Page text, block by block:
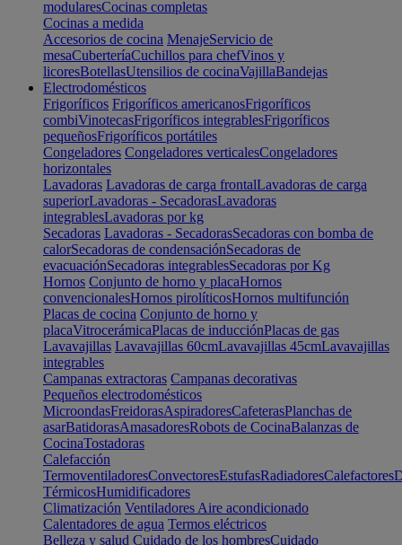
modularesCocinas completas
Cocinas a medida
Accesorios de cocina MenajeServicio de
mesaCuberteríaCuchillos para chefVinos y
licoresBotellasUtensilios de cocinaVajillaBandejas
Electrodomésticos
Frigoríficos Frigoríficos americanosFrigoríficos
combiVinotecasFrigoríficos integrablesFrigoríficos
pequeñosFrigoríficos portátiles
Congeladores Congeladores verticalesCongeladores
horizontales
Lavadoras Lavadoras de carga frontalLavadoras de carga
superiorLavadoras - SecadorasLavadoras
integrablesLavadoras por kg
Secadoras Lavadoras - SecadorasSecadoras con bomba de
calorSecadoras de condensaciónSecadoras de
evacuaciónSecadoras integrablesSecadoras por Kg
Hornos Conjunto de horno y placaHornos
convencionalesHornos pirolíticosHornos multifunción
Placas de cocina Conjunto de horno y
placaVitrocerámicaPlacas de inducciónPlacas de gas
Lavavajillas Lavavajillas 60cmLavavajillas 45cmLavavajillas
integrables
Campanas extractoras Campanas decorativas
Pequeños electrodomésticos
MicroondasFreidorasAspiradoresCafeterasPlanchas de
asarBatidorasAmasadoresRobots de CocinaBalanzas de
CocinaTostadoras
Calefacción
TermoventiladoresConvectoresEstufasRadiadoresCalefactores
TérmicosHumidificadores
Climatización Ventiladores Aire acondicionado
Calentadores de agua Termos eléctricos
Belleza y salud Cuidado de los hombresCuidado